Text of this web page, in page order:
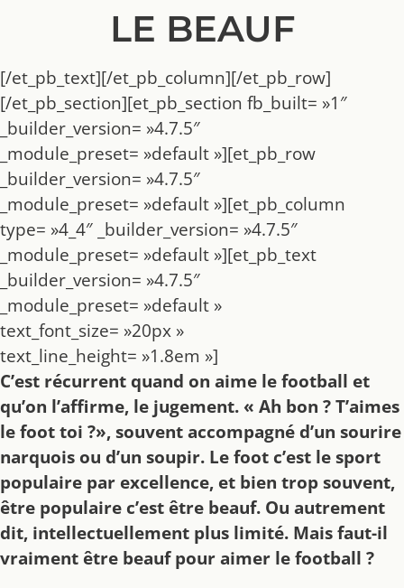
LE BEAUF
[/et_pb_text][/et_pb_column][/et_pb_row]
[/et_pb_section][et_pb_section fb_built= »1″
_builder_version= »4.7.5″
_module_preset= »default »][et_pb_row
_builder_version= »4.7.5″
_module_preset= »default »][et_pb_column
type= »4_4″ _builder_version= »4.7.5″
_module_preset= »default »][et_pb_text
_builder_version= »4.7.5″
_module_preset= »default »
text_font_size= »20px »
text_line_height= »1.8em »]
C’est récurrent quand on aime le football et
qu’on l’affirme, le jugement. « Ah bon ? T’aimes
le foot toi ?», souvent accompagné d’un sourire
narquois ou d’un soupir. Le foot c’est le sport
populaire par excellence, et bien trop souvent,
être populaire c’est être beauf. Ou autrement
dit, intellectuellement plus limité. Mais faut-il
vraiment être beauf pour aimer le football ?